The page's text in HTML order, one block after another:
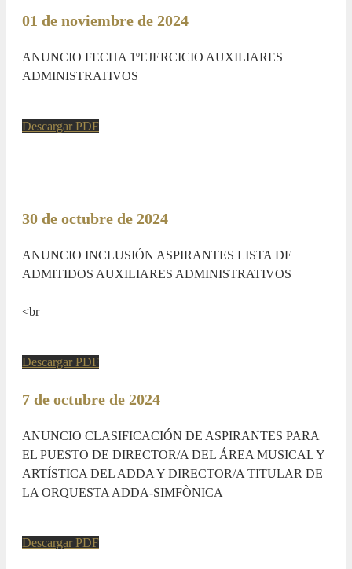
01 de noviembre de 2024
ANUNCIO FECHA 1ºEJERCICIO AUXILIARES
ADMINISTRATIVOS
Descargar PDF
30 de octubre de 2024
ANUNCIO INCLUSIÓN ASPIRANTES LISTA DE
ADMITIDOS AUXILIARES ADMINISTRATIVOS
<br
Descargar PDF
7 de octubre de 2024
ANUNCIO CLASIFICACIÓN DE ASPIRANTES PARA
EL PUESTO DE DIRECTOR/A DEL ÁREA MUSICAL Y
ARTÍSTICA DEL ADDA Y DIRECTOR/A TITULAR DE
LA ORQUESTA ADDA-SIMFÒNICA
Descargar PDF